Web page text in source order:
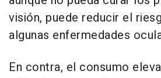
visión, puede reducir el
algunas enfermedades
En contra, el consumo